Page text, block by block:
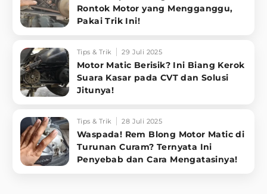
Rontok Motor yang Mengganggu,
Pakai Trik Ini!
Tips & Trik 29 Juli 2025
Motor Matic Berisik? Ini Biang Kerok
Suara Kasar pada CVT dan Solusi
Jitunya!
Tips & Trik 28 Juli 2025
Waspada! Rem Blong Motor Matic di
Turunan Curam? Ternyata Ini
Penyebab dan Cara Mengatasinya!